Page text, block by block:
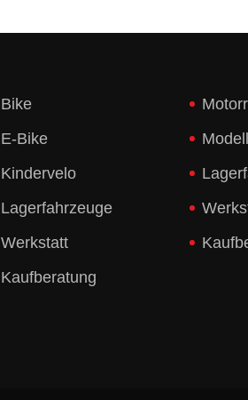
Bike
E-Bike
Kindervelo
Lagerfahrzeuge
Werkstatt
Kaufberatung